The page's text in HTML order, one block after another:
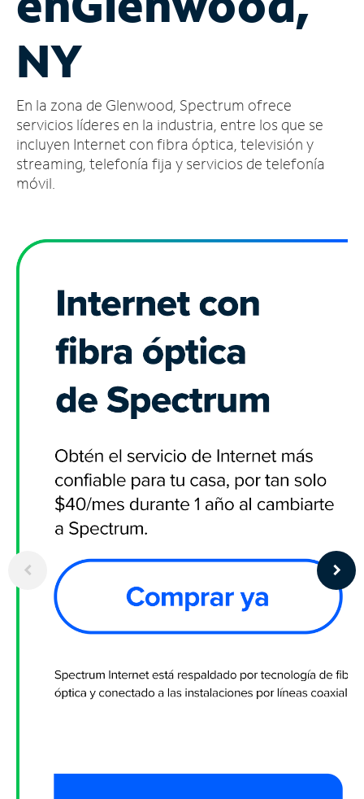
cuenta
Encuentra
tienda
NY
En la zona de Glenwood, Spectrum ofrece
servicios líderes en la industria, entre los que se
incluyen Internet con fibra óptica, televisión y
streaming, telefonía fija y servicios de telefonía
móvil.